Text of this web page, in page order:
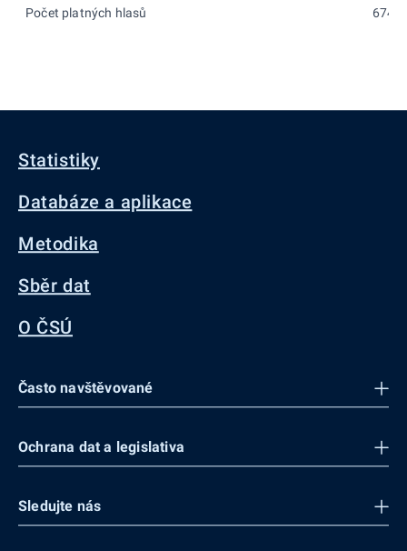
Počet platných hlasů 674
Statistiky
Databáze a aplikace
Metodika
Sběr dat
O ČSÚ
Často navštěvované
Ochrana dat a legislativa
Sledujte nás